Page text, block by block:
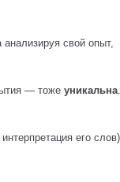
анализируя свой опыт,
— тоже уникальна.
его слов)